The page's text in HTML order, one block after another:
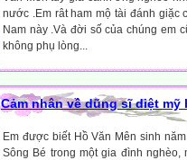
nước .Em rât ham mộ tài đánh giặc
Nam này .Và đời số của chúng em
không phụ lòng...
Cảm nhân về dũng sĩ diệt mỹ
Em được biết Hồ Văn Mên sinh
Sông Bé trong một gia đình nghèo,